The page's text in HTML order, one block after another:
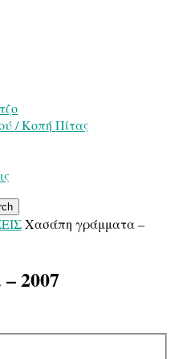
/ Κοπή Πίτας
Χασάπη γράμματα –
2007